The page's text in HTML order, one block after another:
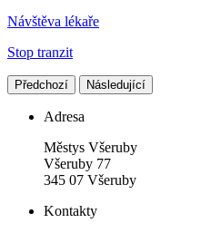
Návštěva lékaře
Stop tranzit
Předchozí Následující
Adresa
Městys Všeruby
Všeruby 77
345 07 Všeruby
Kontakty